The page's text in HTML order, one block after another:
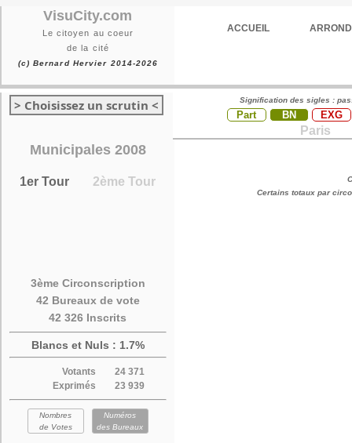
VisuCity.com
Le citoyen au coeur
de la cité
(c) Bernard Hervier 2014-2026
ACCUEIL
> Choisissez un scrutin <
Municipales 2008
1er Tour 2ème Tour
3ème Circonscription
42 Bureaux de vote
42 326 Inscrits
Blancs et Nuls : 1.7%
Votants
24 371
Exprimés
23 939
Nombres
de Votes
Numéros
des Bureaux
Signification des sigles :
Part BN EXG
Paris
Certains totaux par